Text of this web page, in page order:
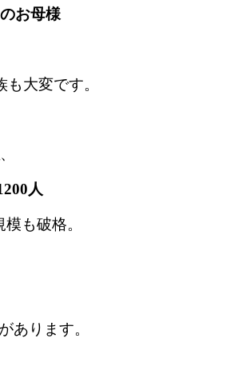
お母様
大変です。
、
人
も破格。
あります。